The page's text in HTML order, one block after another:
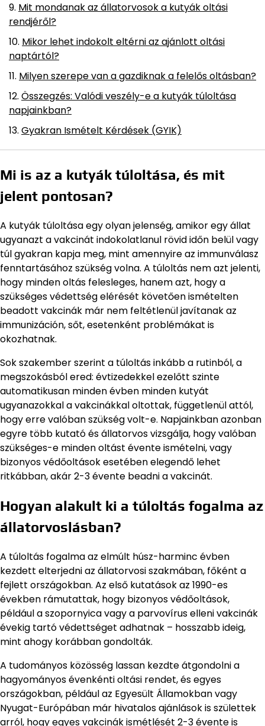
Mit mondanak az állatorvosok a kutyák oltási
rendjéről?
Mikor lehet indokolt eltérni az ajánlott oltási
naptártól?
Milyen szerepe van a gazdiknak a felelős oltásban?
Összegzés: Valódi veszély-e a kutyák túloltása
napjainkban?
Gyakran Ismételt Kérdések (GYIK)
Mi is az a kutyák túloltása, és mit
jelent pontosan?
A kutyák túloltása egy olyan jelenség, amikor egy állat
ugyanazt a vakcinát indokolatlanul rövid időn belül vagy
túl gyakran kapja meg, mint amennyire az immunválasz
fenntartásához szükség volna. A túloltás nem azt jelenti,
hogy minden oltás felesleges, hanem azt, hogy a
szükséges védettség elérését követően ismételten
beadott vakcinák már nem feltétlenül javítanak az
immunizáción, sőt, esetenként problémákat is
okozhatnak.
Sok szakember szerint a túloltás inkább a rutinból, a
megszokásból ered: évtizedekkel ezelőtt szinte
automatikusan minden évben minden kutyát
ugyanazokkal a vakcinákkal oltottak, függetlenül attól,
hogy erre valóban szükség volt-e. Napjainkban azonban
egyre több kutató és állatorvos vizsgálja, hogy valóban
szükséges-e minden oltást évente ismételni, vagy
bizonyos védőoltások esetében elegendő lehet
ritkábban, akár 2-3 évente beadni a vakcinát.
Hogyan alakult ki a túloltás fogalma az
állatorvoslásban?
A túloltás fogalma az elmúlt húsz-harminc évben
kezdett elterjedni az állatorvosi szakmában, főként a
fejlett országokban. Az első kutatások az 1990-es
években rámutattak, hogy bizonyos védőoltások,
például a szopornyica vagy a parvovírus elleni vakcinák
évekig tartó védettséget adhatnak – hosszabb ideig,
mint ahogy korábban gondolták.
A tudományos közösség lassan kezdte átgondolni a
hagyományos évenkénti oltási rendet, és egyes
országokban, például az Egyesült Államokban vagy
Nyugat-Európában már hivatalos ajánlások is születtek
arról, hogy egyes vakcinák ismétlését 2-3 évente is